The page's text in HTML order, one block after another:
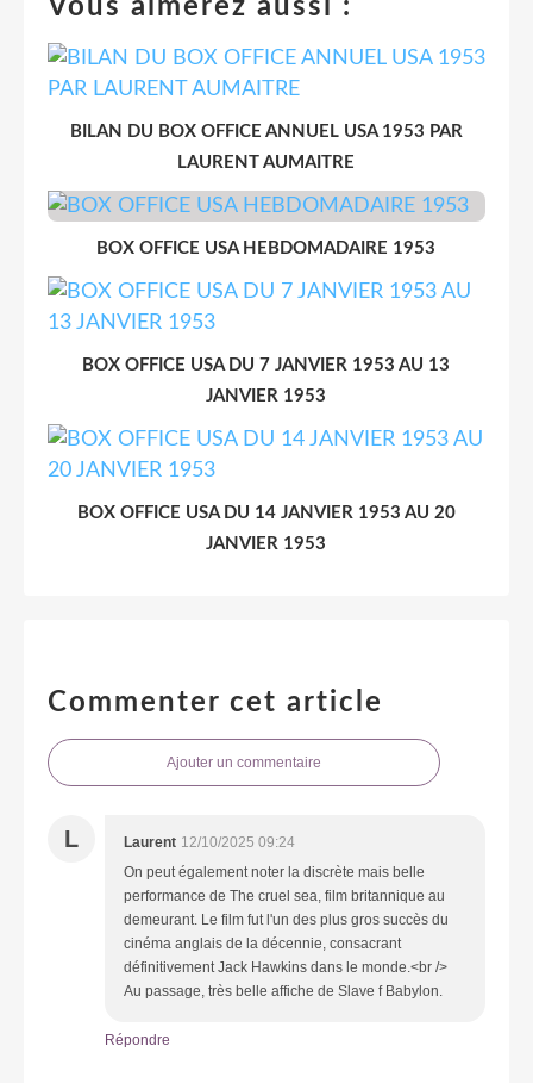
Vous aimerez aussi :
BILAN DU BOX OFFICE ANNUEL USA 1953 PAR
LAURENT AUMAITRE
BOX OFFICE USA HEBDOMADAIRE 1953
BOX OFFICE USA DU 7 JANVIER 1953 AU 13
JANVIER 1953
BOX OFFICE USA DU 14 JANVIER 1953 AU 20
JANVIER 1953
Commenter cet article
Ajouter un commentaire
L Laurent 12/10/2025 09:24
On peut également noter la discrète mais belle
performance de The cruel sea, film britannique au
demeurant. Le film fut l'un des plus gros succès du
cinéma anglais de la décennie, consacrant
définitivement Jack Hawkins dans le monde.<br />
Au passage, très belle affiche de Slave f Babylon.
Répondre